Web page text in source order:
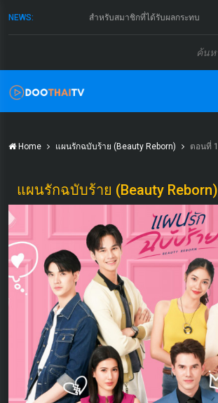
NEWS: สำหรับสมาชิกที่ได้รับผลกระทบ
Home แผนรักฉบับร้าย (Beauty Reborn) ตอนที่
แผนรักฉบับร้าย (Beauty